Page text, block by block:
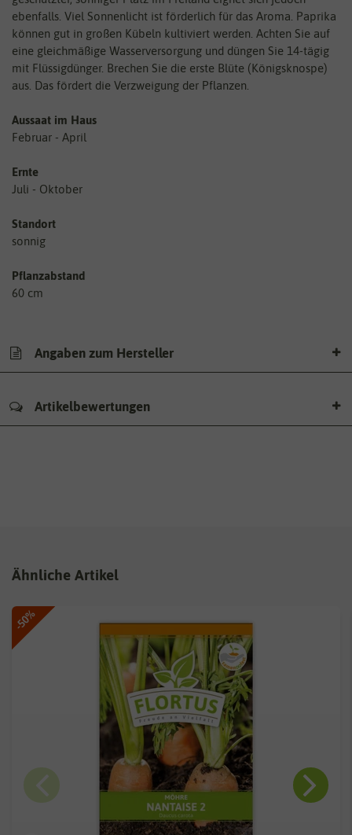
ebenfalls. Viel Sonnenlicht ist förderlich für das Aroma. Paprika
können gut in großen Kübeln kultiviert werden. Achten Sie auf
eine gleichmäßige Wasserversorgung und düngen Sie 14-tägig
mit Flüssigdünger. Brechen Sie die erste Blüte (Königsknospe)
aus. Das fördert die Verzweigung der Pflanzen.
Aussaat im Haus
Februar - April
Ernte
Juli - Oktober
Standort
sonnig
Pflanzabstand
60 cm
Angaben zum Hersteller
Artikelbewertungen
Ähnliche Artikel
-50%